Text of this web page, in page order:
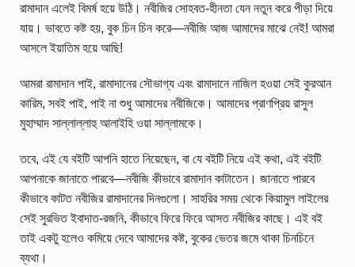
রামাদান এলেই বিমর্ষ হয়ে উঠি। নবীজির সোহবত-হীনতা যেন নতুন করে পীড়া দিয়ে
যায়। ভাবতে কষ্ট হয়, বুক চিন চিন করে—নবীজি আজ আমাদের মাঝে নেই! আমরা
আসলে ইয়াতিম হয়ে আছি!
আমরা রামাদান পাই, রামাদানের সৌভাগ্য এবং রামাদানে নাজিল হওয়া সেই কুরআন
কারিম, সবই পাই, পাই না শুধু আমাদের নবীজিকে। আমাদের প্রাণপ্রিয় রাসুল
মুহাম্মাদ সাল্লাল্লাহু আলাইহি ওয়া সাল্লামকে।
তবে, এই যে বইটি আপনি হাতে নিয়েছেন, বা যে বইটি নিয়ে এই কথা, এই বইটি
আপনাকে জানাতে পারবে—নবীজি কীভাবে রামাদান কাটাতেন। জানাতে পারবে
কীভাবে কাটত নবীজির রামাদানের দিনগুলো। সাহরির সময় থেকে কিয়ামুল লাইলের
সেই সুরভিত ইবাদাত-রজনি, কীভাবে ফিরে ফিরে আসত নবীজির কাছে। এই বই
তাই একটু হলেও কমিয়ে দেবে আমাদের কষ্ট, বুকের ভেতর জমে থাকা চিনচিনে
ব্যথা।